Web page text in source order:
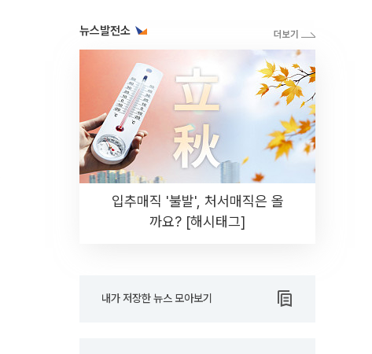
뉴스발전소
입추매직 '불발', 처서매직은 올
까요? [해시태그]
내가 저장한 뉴스 모아보기